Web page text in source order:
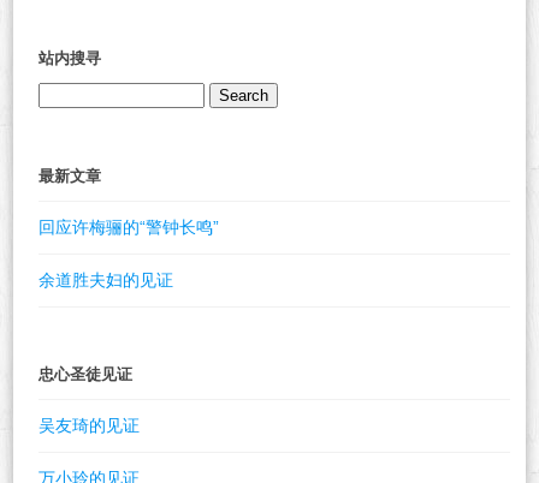
站内搜寻
最新文章
回应许梅骊的“警钟长鸣”
余道胜夫妇的见证
忠心圣徒见证
吴友琦的见证
万小玲的见证